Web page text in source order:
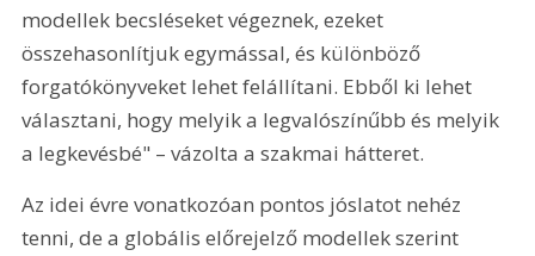
modellek becsléseket végeznek, ezeket
összehasonlítjuk egymással, és különböző
forgatókönyveket lehet felállítani. Ebből ki lehet
választani, hogy melyik a legvalószínűbb és melyik
a legkevésbé" – vázolta a szakmai hátteret.
Az idei évre vonatkozóan pontos jóslatot nehéz
tenni, de a globális előrejelző modellek szerint